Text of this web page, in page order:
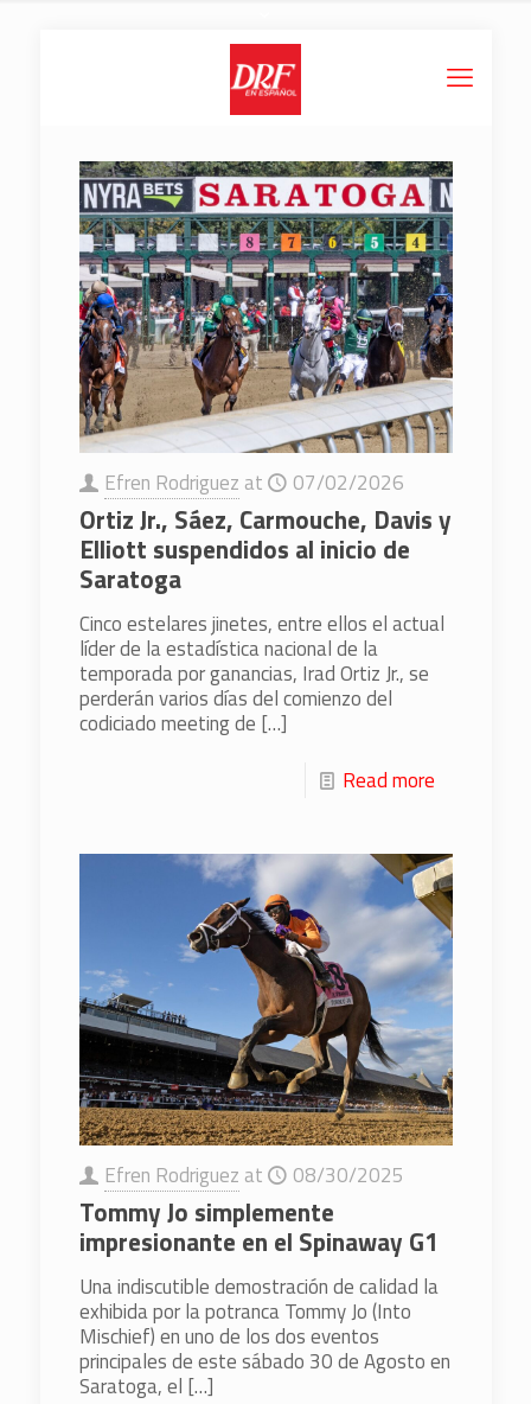
Efren Rodriguez at 07/02/2026
Ortiz Jr., Sáez, Carmouche, Davis y
Elliott suspendidos al inicio de
Saratoga
Cinco estelares jinetes, entre ellos el actual
líder de la estadística nacional de la
temporada por ganancias, Irad Ortiz Jr., se
perderán varios días del comienzo del
codiciado meeting de […]
Read more
Efren Rodriguez at 08/30/2025
Tommy Jo simplemente
impresionante en el Spinaway G1
Una indiscutible demostración de calidad la
exhibida por la potranca Tommy Jo (Into
Mischief) en uno de los dos eventos
principales de este sábado 30 de Agosto en
Saratoga, el […]